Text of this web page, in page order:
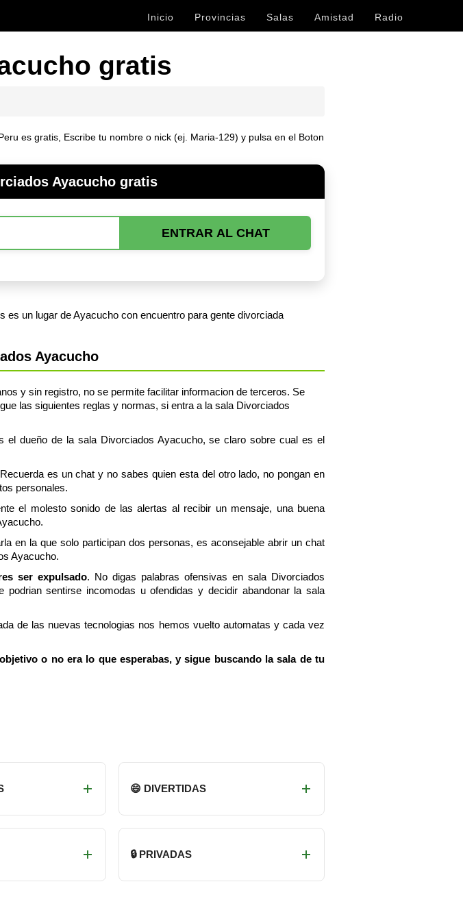
Inicio Provincias Salas Amistad Radio
gratis
es gratis, Escribe tu nombre o nick (ej. Maria-129) y pulsa en el Boton
Ayacucho gratis
ENTRAR AL CHAT
un lugar de Ayacucho con encuentro para gente divorciada
Ayacucho
y sin registro, no se permite facilitar informacion de terceros. Se
las siguientes reglas y normas, si entra a la sala Divorciados
el dueño de la sala Divorciados Ayacucho, se claro sobre cual es el
es un chat y no sabes quien esta del otro lado, no pongan en
personales.
el molesto sonido de las alertas al recibir un mensaje, una buena
en la que solo participan dos personas, es aconsejable abrir un chat
Ayacucho.
ser expulsado. No digas palabras ofensivas en sala Divorciados
sentirse incomodas u ofendidas y decidir abandonar la sala
de las nuevas tecnologias nos hemos vuelto automatas y cada vez
o no era lo que esperabas, y sigue buscando la sala de tu
😄 DIVERTIDAS
🔒 PRIVADAS